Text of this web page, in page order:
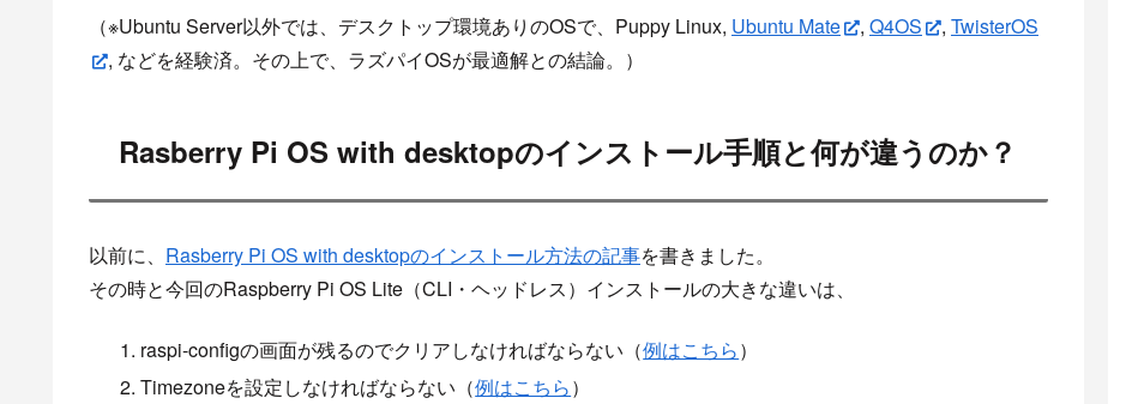
（※Ubuntu Server以外では、デスクトップ環境ありのOSで、Puppy Linux, Ubuntu Mate , Q4OS , TwisterOS
, などを経験済。その上で、ラズパイOSが最適解との結論。）
Rasberry Pi OS with desktopのインストール手順と何が違うのか？
以前に、 Rasberry Pi OS with desktopのインストール方法の記事を書きました。
その時と今回のRaspberry Pi OS Lite（CLI・ヘッドレス）インストールの大きな違いは、
raspi-configの画面が残るのでクリアしなければならない（例はこちら）
Timezoneを設定しなければならない（例はこちら）